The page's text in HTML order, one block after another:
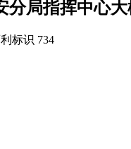
分局指挥中心大
标识 734